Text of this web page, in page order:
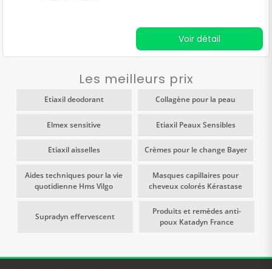
le processus de
transpiration.Formulé avec
de la terre de Diatomée aux
un complexe végétal anti
humidité à base de prêle et
de sauge pour adoucir la
peau, ainsi que du citrate de
zinc agissant comme
astringent pour réduire la
transpiration, ce déodorant
offre une action complète.
Voir détail
Les meilleurs prix
Etiaxil deodorant Collagène pour la peau
Elmex sensitive Etiaxil Peaux Sensibles
Etiaxil aisselles Crèmes pour le change Bayer
Aides techniques pour la vie
quotidienne Hms Vilgo
Masques capillaires pour
cheveux colorés Kérastase
Supradyn effervescent
Produits et remèdes anti-
poux Katadyn France